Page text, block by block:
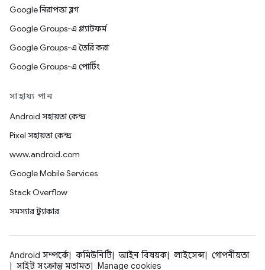
Google নিরাপত্তা ব্লগ
Google Groups-এ প্ল্যাটফর্ম
Google Groups-এ তৈরি করা
Google Groups-এ পোর্টিং
সাহায্য পান
Android সহায়তা কেন্দ্র
Pixel সহায়তা কেন্দ্র
www.android.com
Google Mobile Services
Stack Overflow
সমস্যার ট্র্যাকার
Android সম্পর্কে কমিউনিটি আইন বিষয়ক লাইসেন্স
গোপনীয়তা
সাইট সংক্রান্ত মতামত
Manage cookies